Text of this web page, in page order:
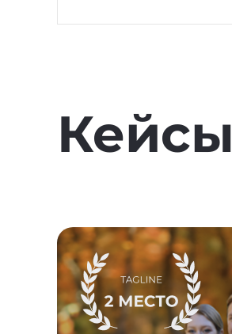
Кейсы